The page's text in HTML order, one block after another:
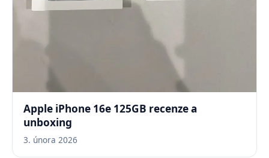
Apple iPhone 16e 125GB recenze a
unboxing
3. února 2026